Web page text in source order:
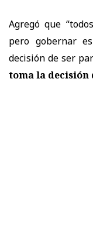
Agregó que
pero gobernar
decisión de ser
toma la